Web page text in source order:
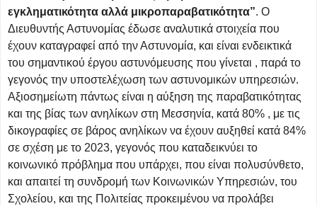
εγκληματικότητα αλλά μικροπαραβατικότητα”. Ο
Διευθυντής Αστυνομίας έδωσε αναλυτικά στοιχεία που
έχουν καταγραφεί από την Αστυνομία, και είναι ενδεικτικά
του σημαντικού έργου αστυνόμευσης που γίνεται , παρά το
γεγονός την υποστελέχωση των αστυνομικών υπηρεσιών.
Αξιοσημείωτη πάντως είναι η αύξηση της παραβατικότητας
και της βίας των ανηλίκων στη Μεσσηνία, κατά 80% , με τις
δικογραφίες σε βάρος ανηλίκων να έχουν αυξηθεί κατά 84%
σε σχέση με το 2023, γεγονός που καταδεικνύει το
κοινωνικό πρόβλημα που υπάρχει, που είναι πολυσύνθετο,
και απαιτεί τη συνδρομή των Κοινωνικών Υπηρεσιών, του
Σχολείου, και της Πολιτείας προκειμένου να προλάβει